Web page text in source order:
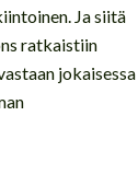
Ja siitä
ratkaistiin
jokaisessa